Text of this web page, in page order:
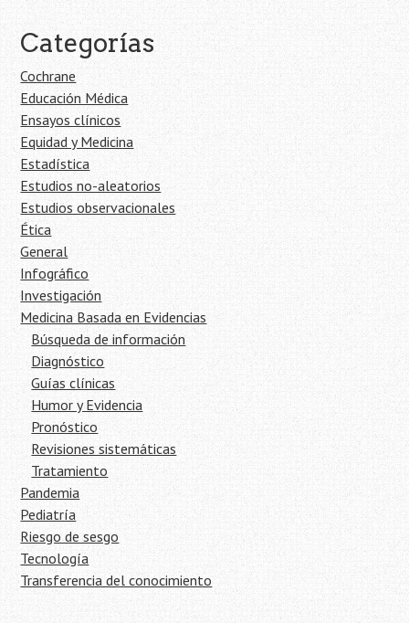
Categorías
Cochrane
Educación Médica
Ensayos clínicos
Equidad y Medicina
Estadística
Estudios no-aleatorios
Estudios observacionales
Ética
General
Infográfico
Investigación
Medicina Basada en Evidencias
Búsqueda de información
Diagnóstico
Guías clínicas
Humor y Evidencia
Pronóstico
Revisiones sistemáticas
Tratamiento
Pandemia
Pediatría
Riesgo de sesgo
Tecnología
Transferencia del conocimiento